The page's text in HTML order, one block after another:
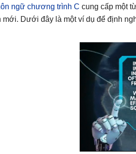
ngữ chương trình C cung cấp một
mới. Dưới đây là một ví dụ để định